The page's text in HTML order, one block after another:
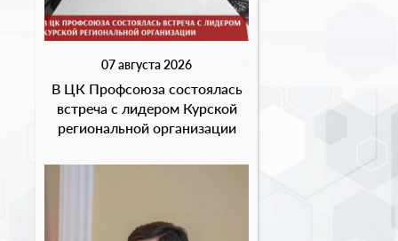
07 августа 2026
В ЦК Профсоюза состоялась
встреча с лидером Курской
региональной организации